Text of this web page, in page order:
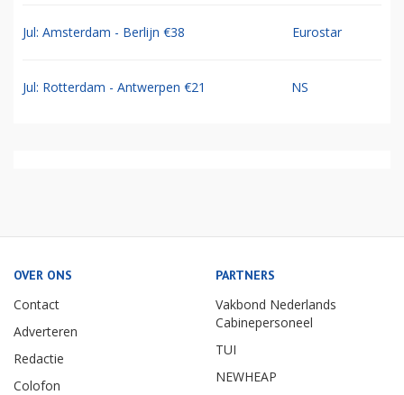
Jul: Amsterdam - Berlijn €38 Eurostar
Jul: Rotterdam - Antwerpen €21 NS
OVER ONS
Contact
Adverteren
Redactie
Colofon
PARTNERS
Vakbond Nederlands
Cabinepersoneel
TUI
NEWHEAP